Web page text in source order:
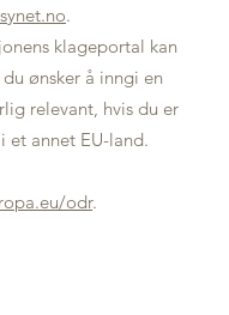
.
klageportal kan
ønsker å inngi en
relevant, hvis du er
et annet EU-land.
odr.